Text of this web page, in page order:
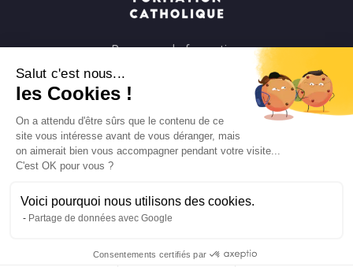
Salut c'est nous...
les Cookies !
On a attendu d'être sûrs que le contenu de ce
site vous intéresse avant de vous déranger, mais
on aimerait bien vous accompagner pendant votre visite...
C'est OK pour vous ?
Voici pourquoi nous utilisons des cookies.
Partage de données avec Google
Consentements certifiés par
Parcours de formation
Parcours spirituels
Les groupes et paroisses
Mentions légales